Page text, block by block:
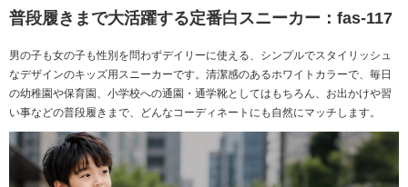
普段履きまで大活躍する定番白スニーカー：fas-117
男の子も女の子も性別を問わずデイリーに使える、シンプルでスタイリッシュ
なデザインのキッズ用スニーカーです。清潔感のあるホワイトカラーで、毎日
の幼稚園や保育園、小学校への通園・通学靴としてはもちろん、お出かけや習
い事などの普段履きまで、どんなコーディネートにも自然にマッチします。